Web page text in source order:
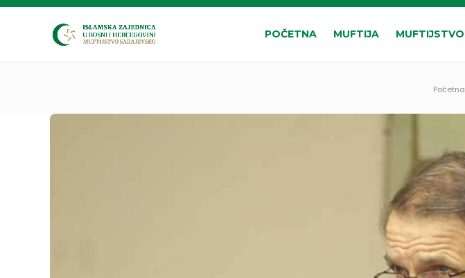
POČETNA MUFTIJA MUFTIJSTVO
Početna